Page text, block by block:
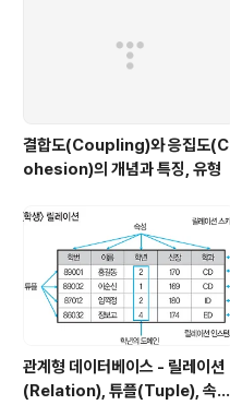
결합도(Coupling)와 응집도(C
ohesion)의 개념과 특징, 유형
관계형 데이터베이스 - 릴레이션
(Relation), 튜플(Tuple), 속성